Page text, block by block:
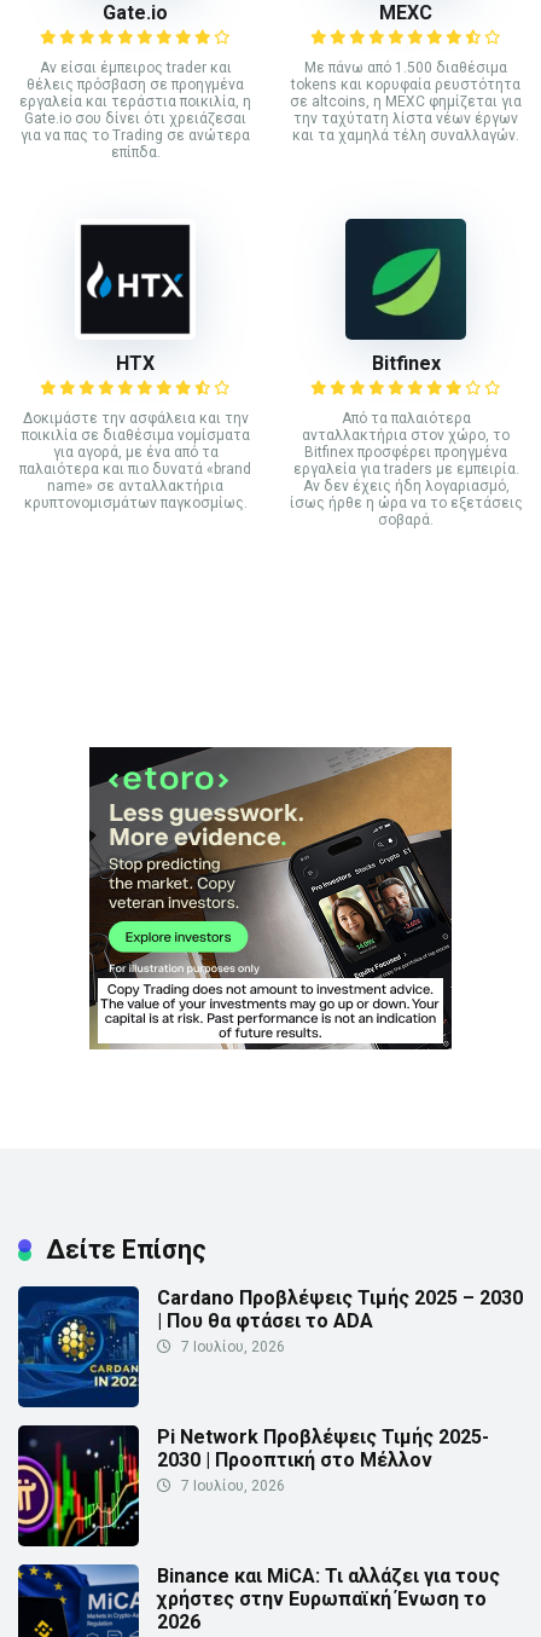
Gate.io
Αν είσαι έμπειρος trader και
θέλεις πρόσβαση σε προηγμένα
εργαλεία και τεράστια ποικιλία, η
Gate.io σου δίνει ότι χρειάζεσαι
για να πας το Trading σε ανώτερα
επίπδα.
MEXC
Με πάνω από 1.500 διαθέσιμα
tokens και κορυφαία ρευστότητα
σε altcoins, η MEXC φημίζεται για
την ταχύτατη λίστα νέων έργων
και τα χαμηλά τέλη συναλλαγών.
HTX
Δοκιμάστε την ασφάλεια και την
ποικιλία σε διαθέσιμα νομίσματα
για αγορά, με ένα από τα
παλαιότερα και πιο δυνατά «brand
name» σε ανταλλακτήρια
κρυπτονομισμάτων παγκοσμίως.
Bitfinex
Από τα παλαιότερα
ανταλλακτήρια στον χώρο, το
Bitfinex προσφέρει προηγμένα
εργαλεία για traders με εμπειρία.
Αν δεν έχεις ήδη λογαριασμό,
ίσως ήρθε η ώρα να το εξετάσεις
σοβαρά.
Δείτε Επίσης
Cardano Προβλέψεις Τιμής 2025 – 2030
| Που θα φτάσει το ADA
7 Ιουλίου, 2026
Pi Network Προβλέψεις Τιμής 2025-
2030 | Προοπτική στο Μέλλον
7 Ιουλίου, 2026
Binance και MiCA: Τι αλλάζει για τους
χρήστες στην Ευρωπαϊκή Ένωση το
2026